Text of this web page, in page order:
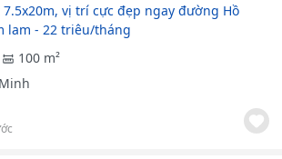
vị trí cực đẹp ngay đường Hồ
lam - 22 triêu/tháng
100 m²